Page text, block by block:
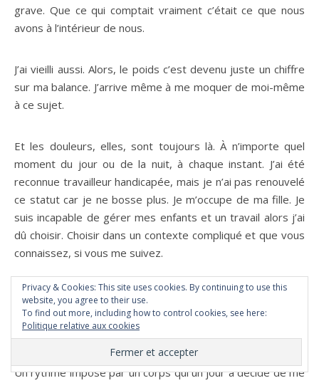
grave. Que ce qui comptait vraiment c’était ce que nous
avons à l’intérieur de nous.
J’ai vieilli aussi. Alors, le poids c’est devenu juste un chiffre
sur ma balance. J’arrive même à me moquer de moi-même
à ce sujet.
Et les douleurs, elles, sont toujours là. À n’importe quel
moment du jour ou de la nuit, à chaque instant. J’ai été
reconnue travailleur handicapée, mais je n’ai pas renouvelé
ce statut car je ne bosse plus. Je m’occupe de ma fille. Je
suis incapable de gérer mes enfants et un travail alors j’ai
dû choisir. Choisir dans un contexte compliqué et que vous
connaissez, si vous me suivez.
Je ne sais plus l’effet que cela fait un corps sans douleur.
Pour autant, je suis en vie et je continue de faire ce pour
quoi je suis faite, à savoir m’occuper de mes enfants (Et un
peu écrire sur ce blog aussi.) Mais, je vais à mon rythme.
Un rythme imposé par un corps qui un jour a décidé de me
Privacy & Cookies: This site uses cookies. By continuing to use this
website, you agree to their use.
To find out more, including how to control cookies, see here:
Politique relative aux cookies